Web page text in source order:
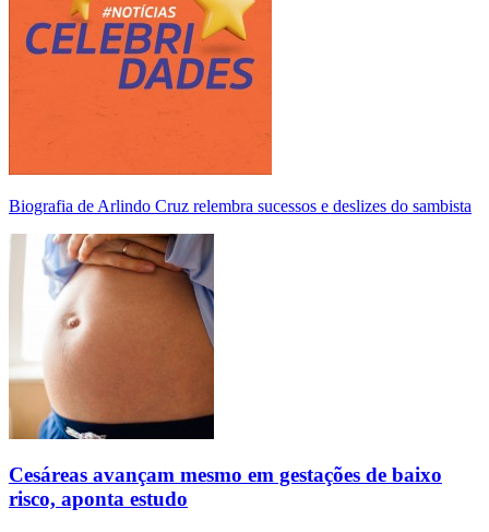
Biografia de Arlindo Cruz relembra sucessos e deslizes do sambista
Cesáreas avançam mesmo em gestações de baixo
risco, aponta estudo